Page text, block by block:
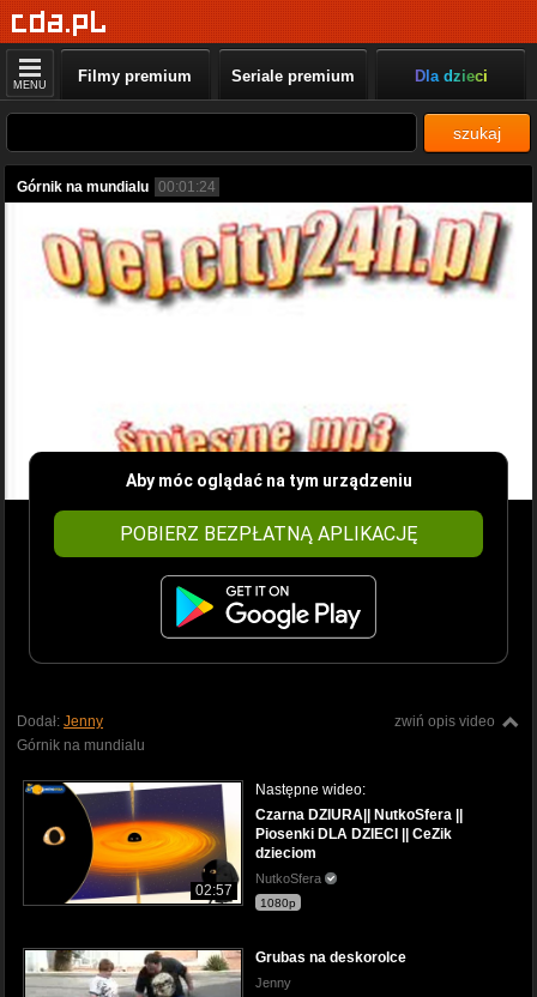
MENU Filmy premium Seriale premium Dla dzieci
szukaj
Górnik na mundialu 00:01:24
Aby móc oglądać na tym urządzeniu
POBIERZ BEZPŁATNĄ APLIKACJĘ
zwiń opis video
Dodał: Jenny
Górnik na mundialu
02:57
Następne wideo:
Czarna DZIURA|| NutkoSfera ||
Piosenki DLA DZIECI || CeZik
dzieciom
NutkoSfera
1080p
Grubas na deskorolce
Jenny